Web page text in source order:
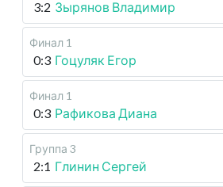
3:2 Зырянов Владимир
Финал 1
0:3 Гоцуляк Егор
Финал 1
0:3 Рафикова Диана
Группа 3
2:1 Глинин Сергей